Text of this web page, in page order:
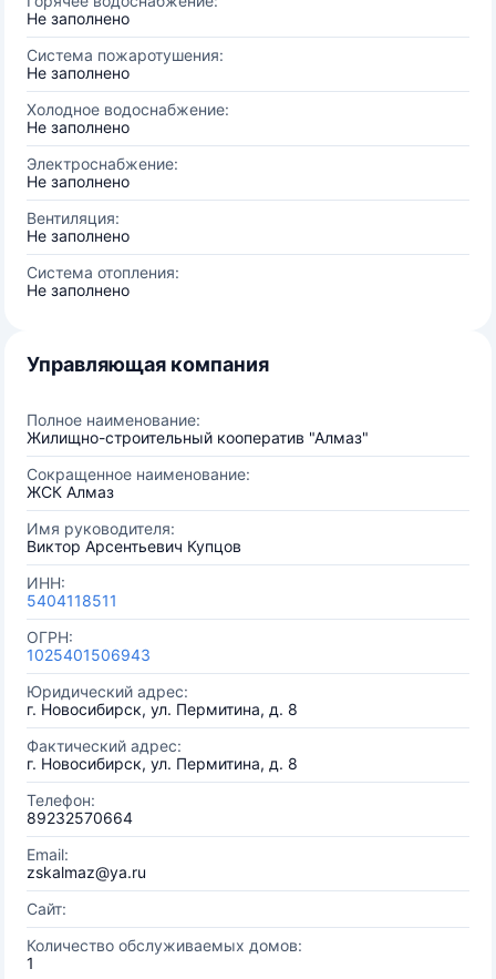
Не заполнено
Система пожаротушения:
Не заполнено
Холодное водоснабжение:
Не заполнено
Электроснабжение:
Не заполнено
Вентиляция:
Не заполнено
Система отопления:
Не заполнено
Управляющая компания
Полное наименование:
Жилищно-строительный кооператив "Алмаз"
Сокращенное наименование:
ЖСК Алмаз
Имя руководителя:
Виктор Арсентьевич Купцов
ИНН:
5404118511
ОГРН:
1025401506943
Юридический адрес:
г. Новосибирск, ул. Пермитина, д. 8
Фактический адрес:
г. Новосибирск, ул. Пермитина, д. 8
Телефон:
89232570664
Email:
zskalmaz@ya.ru
Сайт:
Количество обслуживаемых домов:
1